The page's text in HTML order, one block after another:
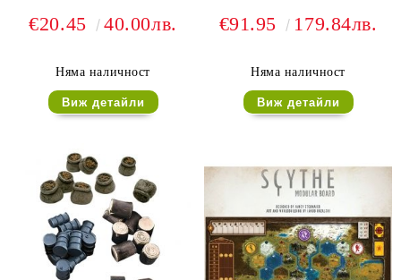
€20.45 40.00лв.
Няма наличност
Виж детайли
€91.95 179.84лв.
Няма наличност
Виж детайли